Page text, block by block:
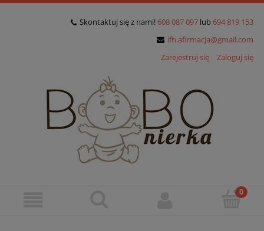
Skontaktuj się z nami! 608 087 097 lub 694 819 153
ifh.afirmacja@gmail.com
Zarejestruj się
Zaloguj się